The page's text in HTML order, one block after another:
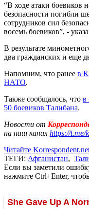
“В ходе атаки боевиков
безопасности погибли
сотрудников сил
восемь боевиков”, -
В результате
два гражданских и еще
Напомним, что ранее в
НАТО.
Также сообщалось, что в
50 боевиков Талибана.
Новости от
на наш канал https://t.me/
Читайте
ТЕГИ: Афганистан,
Если вы заметили
нажмите Ctrl+Enter,